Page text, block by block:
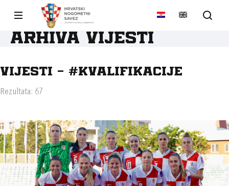
Arhiva vijesti
Vijesti - #KVALIFIKACIJE
Rezultata: 67